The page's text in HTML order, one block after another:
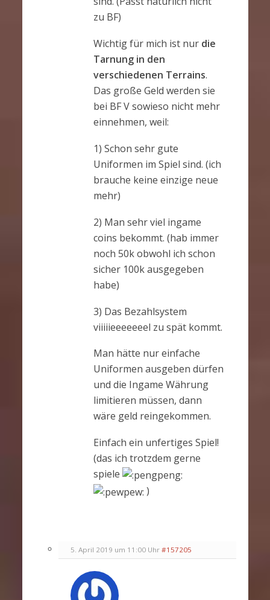
zu BF)
Wichtig für mich ist nur die
Tarnung in den
verschiedenen Terrains.
Das große Geld werden sie
bei BF V sowieso nicht mehr
einnehmen, weil:
1) Schon sehr gute
Uniformen im Spiel sind. (ich
brauche keine einzige neue
mehr)
2) Man sehr viel ingame
coins bekommt. (hab immer
noch 50k obwohl ich schon
sicher 100k ausgegeben
habe)
3) Das Bezahlsystem
viiiiieeeeeeel zu spät kommt.
Man hätte nur einfache
Uniformen ausgeben dürfen
und die Ingame Währung
limitieren müssen, dann
wäre geld reingekommen.
Einfach ein unfertiges Spiel!
(das ich trotzdem gerne
spiele
)
5. April 2019 um 11:00 Uhr #157205